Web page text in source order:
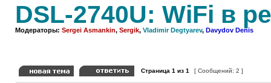
DSL-2740U: WiFi в
Модераторы: Sergei Asmankin, Sergik, Vladimir Degtyarev, Davydov Denis
Страница 1 из 1 [ Сообщений: 2 ]